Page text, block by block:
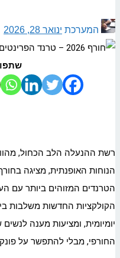
המערכת ינואר 28, 2026
רשת ההנעלה הלב הכחול,
הנוחות האופנתית, מציגה
הטרנדים המזוהים ביותר עם
הקולקציות החדשות משלבות
יומיומית, ומציעות מענה
החורפי, מבלי להתפשר על